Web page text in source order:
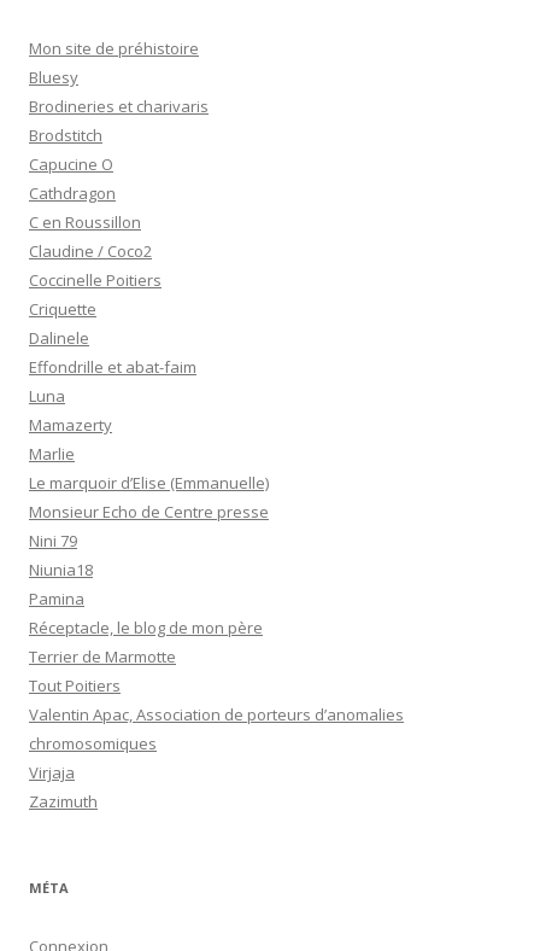
Mon site de préhistoire
Bluesy
Brodineries et charivaris
Brodstitch
Capucine O
Cathdragon
C en Roussillon
Claudine / Coco2
Coccinelle Poitiers
Criquette
Dalinele
Effondrille et abat-faim
Luna
Mamazerty
Marlie
Le marquoir d’Elise (Emmanuelle)
Monsieur Echo de Centre presse
Nini 79
Niunia18
Pamina
Réceptacle, le blog de mon père
Terrier de Marmotte
Tout Poitiers
Valentin Apac, Association de porteurs d’anomalies
chromosomiques
Virjaja
Zazimuth
MÉTA
Connexion